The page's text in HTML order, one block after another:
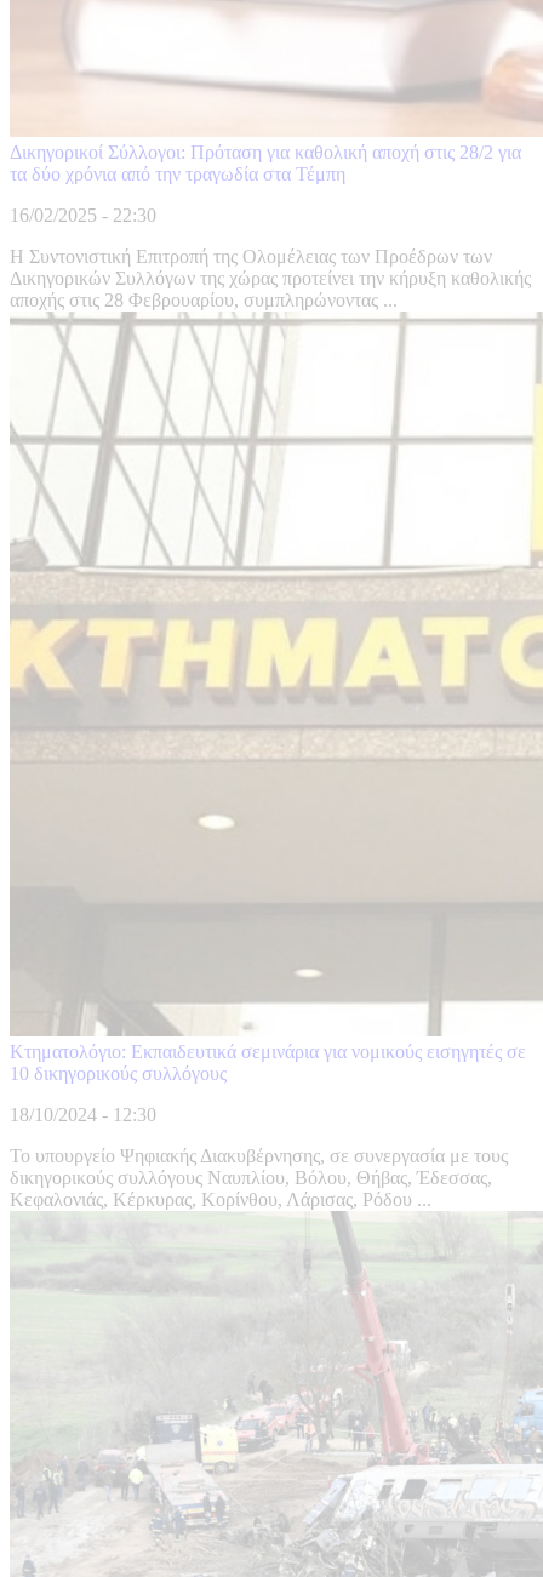
Δικηγορικοί Σύλλογοι: Πρόταση για καθολική αποχή στις 28/2 για
τα δύο χρόνια από την τραγωδία στα Τέμπη
16/02/2025 - 22:30
Η Συντονιστική Επιτροπή της Ολομέλειας των Προέδρων των
Δικηγορικών Συλλόγων της χώρας προτείνει την κήρυξη καθολικής
αποχής στις 28 Φεβρουαρίου, συμπληρώνοντας ...
Κτηματολόγιο: Εκπαιδευτικά σεμινάρια για νομικούς εισηγητές σε
10 δικηγορικούς συλλόγους
18/10/2024 - 12:30
Το υπουργείο Ψηφιακής Διακυβέρνησης, σε συνεργασία με τους
δικηγορικούς συλλόγους Ναυπλίου, Βόλου, Θήβας, Έδεσσας,
Κεφαλονιάς, Κέρκυρας, Κορίνθου, Λάρισας, Ρόδου ...